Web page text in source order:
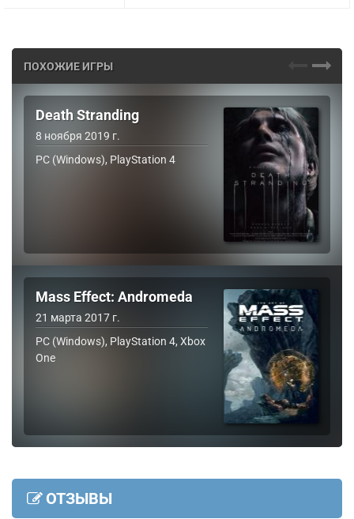
ПОХОЖИЕ ИГРЫ
Death Stranding
8 ноября 2019 г.
PC (Windows), PlayStation 4
Mass Effect: Andromeda
21 марта 2017 г.
PC (Windows), PlayStation 4, Xbox
One
ОТЗЫВЫ